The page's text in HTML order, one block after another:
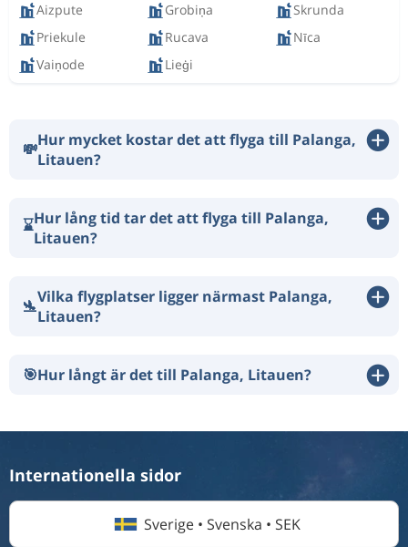
Aizpute
Grobiņa
Skrunda
Priekule
Rucava
Nīca
Vaiņode
Lieģi
💸Hur mycket kostar det att flyga till Palanga,
Litauen?
⌛Hur lång tid tar det att flyga till Palanga,
Litauen?
🛬Vilka flygplatser ligger närmast Palanga,
Litauen?
🎯Hur långt är det till Palanga, Litauen?
Internationella sidor
Sverige • Svenska • SEK